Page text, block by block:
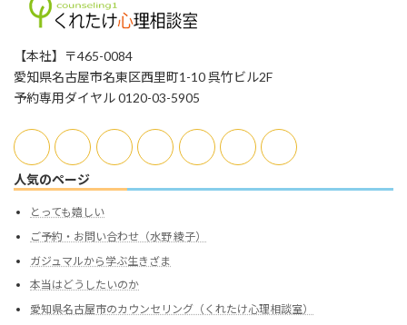
【本社】〒465-0084
愛知県名古屋市名東区西里町1-10 呉竹ビル2F
予約専用ダイヤル 0120-03-5905
人気のページ
とっても嬉しい
ご予約・お問い合わせ（水野 綾子）
ガジュマルから学ぶ生きざま
本当はどうしたいのか
愛知県名古屋市のカウンセリング（くれたけ心理相談室）